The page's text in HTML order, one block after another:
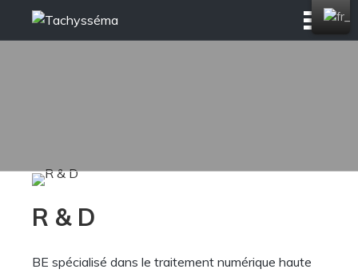
R & D
BE spécialisé dans le traitement numérique haute